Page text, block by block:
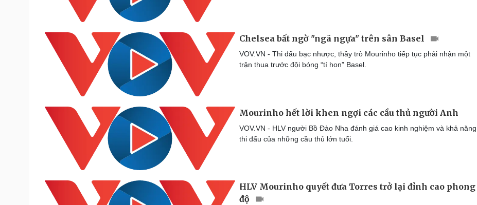
Chelsea bất ngờ "ngã ngựa" trên sân Basel
VOV.VN - Thi đấu bạc nhược, thầy trò Mourinho tiếp tục phải nhận một
trận thua trước đội bóng “tí hon” Basel.
Mourinho hết lời khen ngợi các cầu thủ người Anh
VOV.VN - HLV người Bồ Đào Nha đánh giá cao kinh nghiệm và khả năng
thi đấu của những cầu thủ lớn tuổi.
HLV Mourinho quyết đưa Torres trở lại đỉnh cao phong
độ